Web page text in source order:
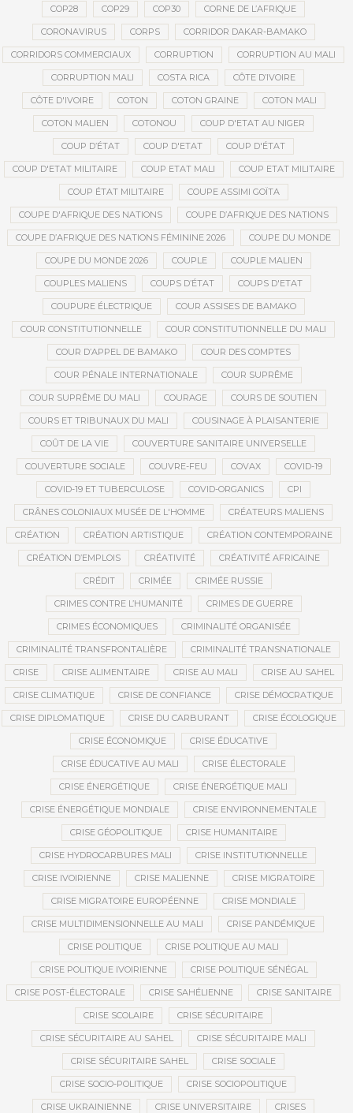
COP28 COP29 COP30 CORNE DE L’AFRIQUE
CORONAVIRUS CORPS CORRIDOR DAKAR-BAMAKO
CORRIDORS COMMERCIAUX CORRUPTION CORRUPTION AU MALI
CORRUPTION MALI COSTA RICA CÔTE D’IVOIRE
CÔTE D'IVOIRE COTON COTON GRAINE COTON MALI
COTON MALIEN COTONOU COUP D'ETAT AU NIGER
COUP D’ÉTAT COUP D'ETAT COUP D'ÉTAT
COUP D'ETAT MILITAIRE COUP ETAT MALI COUP ETAT MILITAIRE
COUP ÉTAT MILITAIRE COUPE ASSIMI GOÏTA
COUPE D'AFRIQUE DES NATIONS COUPE D’AFRIQUE DES NATIONS
COUPE D’AFRIQUE DES NATIONS FÉMININE 2026 COUPE DU MONDE
COUPE DU MONDE 2026 COUPLE COUPLE MALIEN
COUPLES MALIENS COUPS D’ÉTAT COUPS D'ETAT
COUPURE ÉLECTRIQUE COUR ASSISES DE BAMAKO
COUR CONSTITUTIONNELLE COUR CONSTITUTIONNELLE DU MALI
COUR D’APPEL DE BAMAKO COUR DES COMPTES
COUR PÉNALE INTERNATIONALE COUR SUPRÊME
COUR SUPRÊME DU MALI COURAGE COURS DE SOUTIEN
COURS ET TRIBUNAUX DU MALI COUSINAGE À PLAISANTERIE
COÛT DE LA VIE COUVERTURE SANITAIRE UNIVERSELLE
COUVERTURE SOCIALE COUVRE-FEU COVAX COVID-19
COVID-19 ET TUBERCULOSE COVID-ORGANICS CPI
CRÂNES COLONIAUX MUSÉE DE L'HOMME CRÉATEURS MALIENS
CRÉATION CRÉATION ARTISTIQUE CRÉATION CONTEMPORAINE
CRÉATION D’EMPLOIS CRÉATIVITÉ CRÉATIVITÉ AFRICAINE
CRÉDIT CRIMÉE CRIMÉE RUSSIE
CRIMES CONTRE L’HUMANITÉ CRIMES DE GUERRE
CRIMES ÉCONOMIQUES CRIMINALITÉ ORGANISÉE
CRIMINALITÉ TRANSFRONTALIÈRE CRIMINALITÉ TRANSNATIONALE
CRISE CRISE ALIMENTAIRE CRISE AU MALI CRISE AU SAHEL
CRISE CLIMATIQUE CRISE DE CONFIANCE CRISE DÉMOCRATIQUE
CRISE DIPLOMATIQUE CRISE DU CARBURANT CRISE ÉCOLOGIQUE
CRISE ÉCONOMIQUE CRISE ÉDUCATIVE
CRISE ÉDUCATIVE AU MALI CRISE ÉLECTORALE
CRISE ÉNERGÉTIQUE CRISE ÉNERGÉTIQUE MALI
CRISE ÉNERGÉTIQUE MONDIALE CRISE ENVIRONNEMENTALE
CRISE GÉOPOLITIQUE CRISE HUMANITAIRE
CRISE HYDROCARBURES MALI CRISE INSTITUTIONNELLE
CRISE IVOIRIENNE CRISE MALIENNE CRISE MIGRATOIRE
CRISE MIGRATOIRE EUROPÉENNE CRISE MONDIALE
CRISE MULTIDIMENSIONNELLE AU MALI CRISE PANDÉMIQUE
CRISE POLITIQUE CRISE POLITIQUE AU MALI
CRISE POLITIQUE IVOIRIENNE CRISE POLITIQUE SÉNÉGAL
CRISE POST-ÉLECTORALE CRISE SAHÉLIENNE CRISE SANITAIRE
CRISE SCOLAIRE CRISE SÉCURITAIRE
CRISE SÉCURITAIRE AU SAHEL CRISE SÉCURITAIRE MALI
CRISE SÉCURITAIRE SAHEL CRISE SOCIALE
CRISE SOCIO-POLITIQUE CRISE SOCIOPOLITIQUE
CRISE UKRAINIENNE CRISE UNIVERSITAIRE CRISES